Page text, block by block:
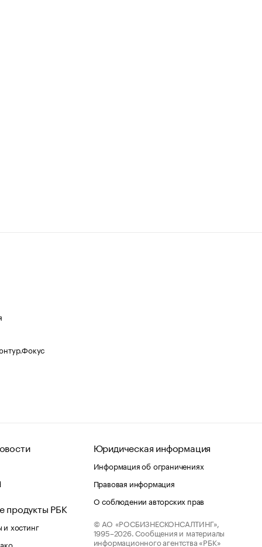
продукты РБК
хостинг
Юридическая информация
Информация об ограничениях
Правовая информация
О соблюдении авторских прав
© АО «РОСБИЗНЕСКОНСАЛТИНГ»,
1995–2026. Сообщения и материалы
информационного агентства «РБК»